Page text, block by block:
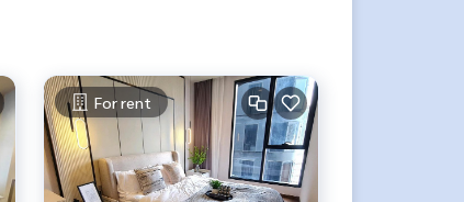
For rent